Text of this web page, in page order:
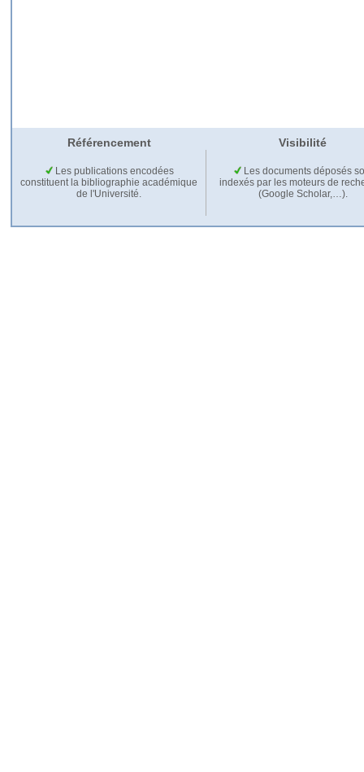
Référencement Visibilité
Les publications encodées
constituent la bibliographie académique
de l'Université.
Les documents déposés
indexés par les moteurs de
(Google Scholar,…).